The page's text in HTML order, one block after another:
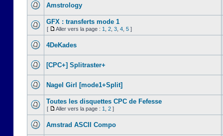
Amstrology
GFX : transferts mode 1
[ Aller vers la page : 1 2 3 4 5 ]
4DeKades
[CPC+] Splitraster+
Nagel Girl [mode1+Split]
Toutes les disquettes CPC de Fefesse
[ Aller vers la page : 1 2 ]
Amstrad ASCII Compo